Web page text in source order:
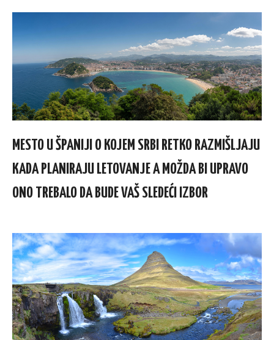
MESTO U ŠPANIJI O KOJEM SRBI RETKO RAZMIŠLJAJU
KADA PLANIRAJU LETOVANJE A MOŽDA BI UPRAVO
ONO TREBALO DA BUDE VAŠ SLEDEĆI IZBOR